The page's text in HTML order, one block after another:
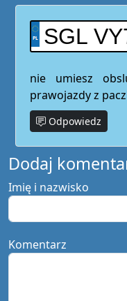
SGL
nie umiesz
prawojazdy z
Odpowiedz
Dodaj
Imię i nazwisko
Komentarz